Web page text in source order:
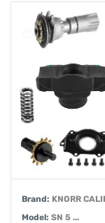
Brand: KNORR
Model: SN 5 ...